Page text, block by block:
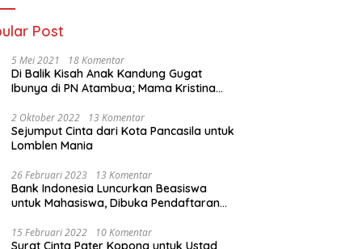
Post
5 Mei 2021 18 Komentar
Di Balik Kisah Anak Kandung Gugat
Ibunya di PN Atambua; Mama Kristina
2 Oktober 2022 13 Komentar
Sejumput Cinta dari Kota Pancasila untuk
Lomblen Mania
26 Februari 2023 13 Komentar
Bank Indonesia Luncurkan Beasiswa
untuk Mahasiswa, Dibuka Pendaftaran
15 Februari 2022 10 Komentar
Surat Cinta Pater Kopong untuk Ustad